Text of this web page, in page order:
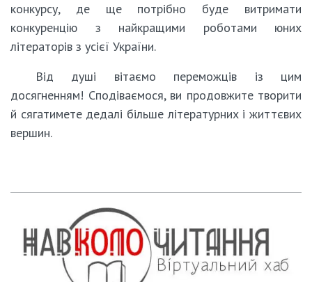
конкурсу, де ще потрібно буде витримати
конкуренцію з найкращими роботами юних
літераторів з усієї України.
Від душі вітаємо переможців із цим
досягненням! Сподіваємося, ви продовжите творити
й сягатимете дедалі більше літературних і життєвих
вершин.